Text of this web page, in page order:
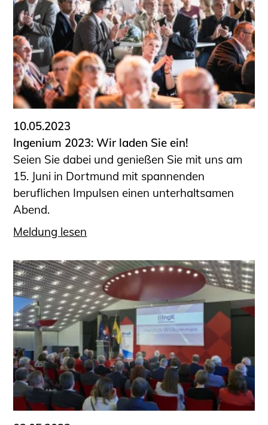
10.05.2023
Ingenium 2023: Wir laden Sie ein!
Seien Sie dabei und genießen Sie mit uns am
15. Juni in Dortmund mit spannenden
beruflichen Impulsen einen unterhaltsamen
Abend.
Meldung lesen